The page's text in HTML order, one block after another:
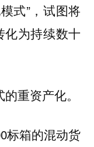
式”，试图将
化为持续数十
重资产化。
标箱的混动货